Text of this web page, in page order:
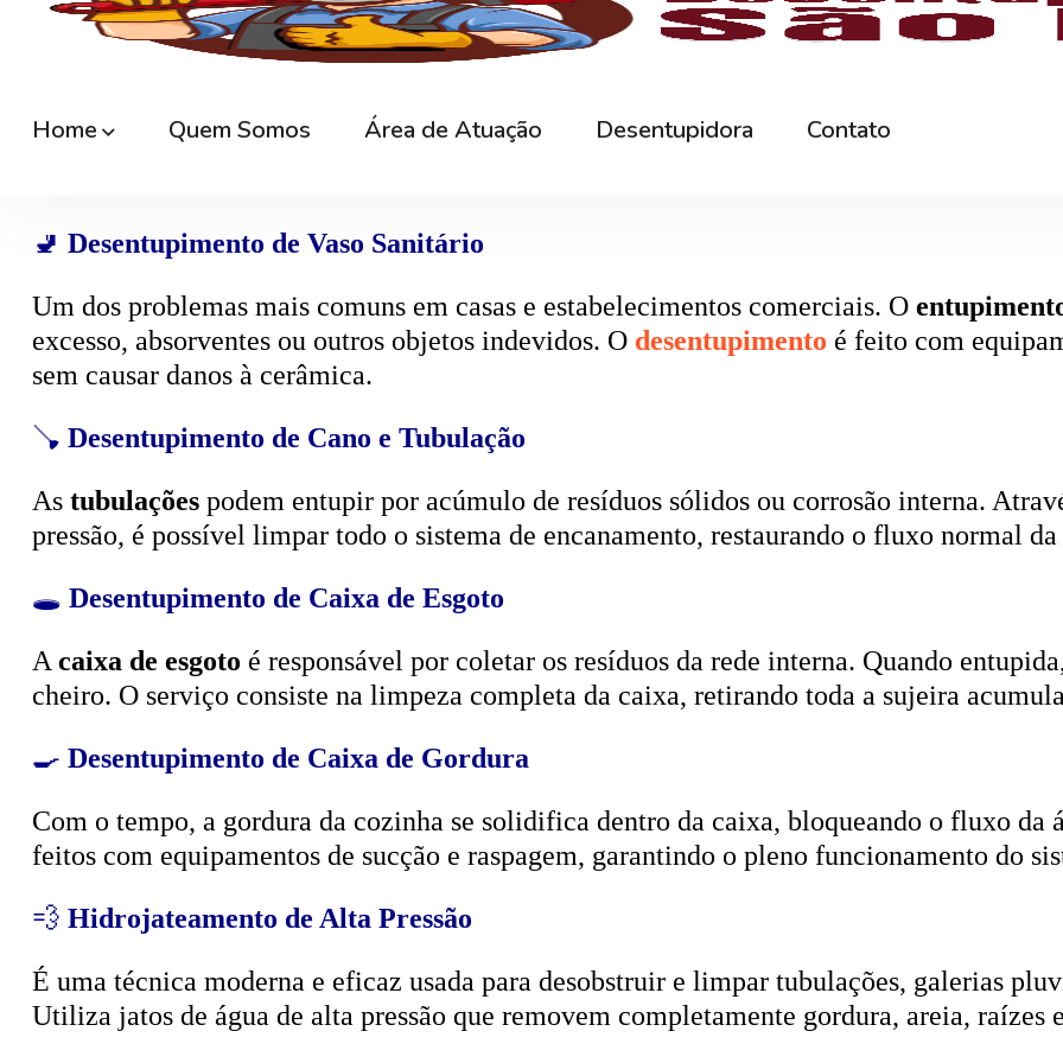
Desentupimento de Ralo
sem quebrar pisos, preservando o ambiente e eliminando o mau cheiro.
Um dos problemas mais comuns em casas e estabelecimentos comerciais. O
excesso, absorventes ou outros objetos indevidos. O
desentupimento
é feito com
sem causar danos à cerâmica.
🪠Desentupimento de Cano e Tubulação
Astubulaçõespodem entupir por acúmulo de resíduos sólidos ou corrosão interna.
pressão, é possível limpar todo o sistema de encanamento, restaurando o fluxo normal da
🕳️Desentupimento de Caixa de Esgoto
Acaixa de esgotoé responsável por coletar os resíduos da rede interna. Quando
cheiro. O serviço consiste na limpeza completa da caixa, retirando toda a sujeira
🍳Desentupimento de Caixa de Gordura
Com o tempo, a gordura da cozinha se solidifica dentro da caixa, bloqueando o fluxo da
feitos com equipamentos de sucção e raspagem, garantindo o pleno funcionamento do
💨Hidrojateamento de Alta Pressão
É uma técnica moderna e eficaz usada para desobstruir e limpar tubulações, galerias
Utiliza jatos de água de alta pressão que removem completamente gordura, areia, raízes
🧴Limpeza e Esgotamento de Fossa Séptica